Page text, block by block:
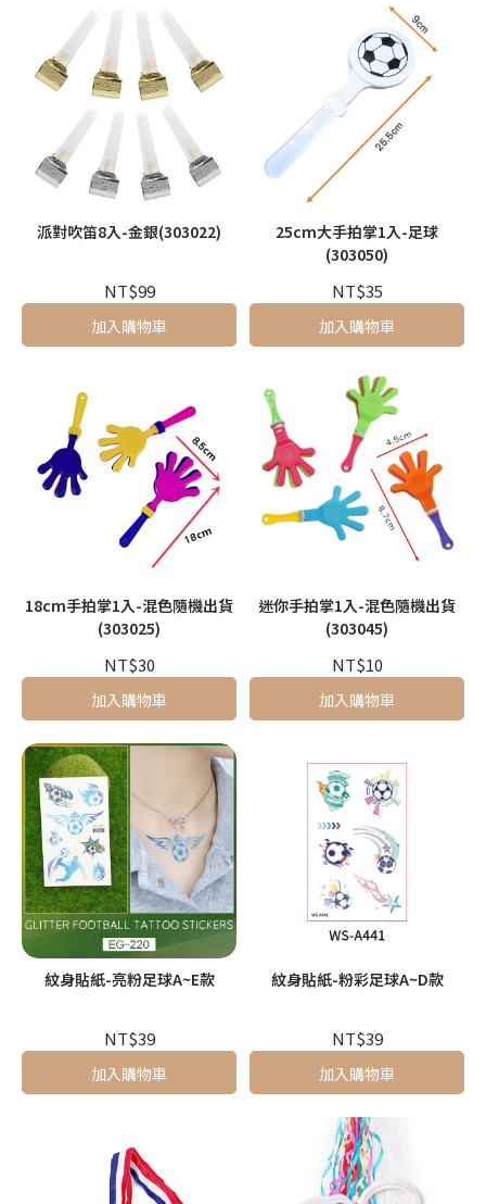
派對吹笛8入-金銀(303022)
NT$99
加入購物車
25cm大手拍掌1入-足球
(303050)
NT$35
加入購物車
18cm手拍掌1入-混色隨機出貨
(303025)
NT$30
加入購物車
迷你手拍掌1入-混色隨機出貨
(303045)
NT$10
加入購物車
紋身貼紙-亮粉足球A~E款
NT$39
加入購物車
紋身貼紙-粉彩足球A~D款
NT$39
加入購物車